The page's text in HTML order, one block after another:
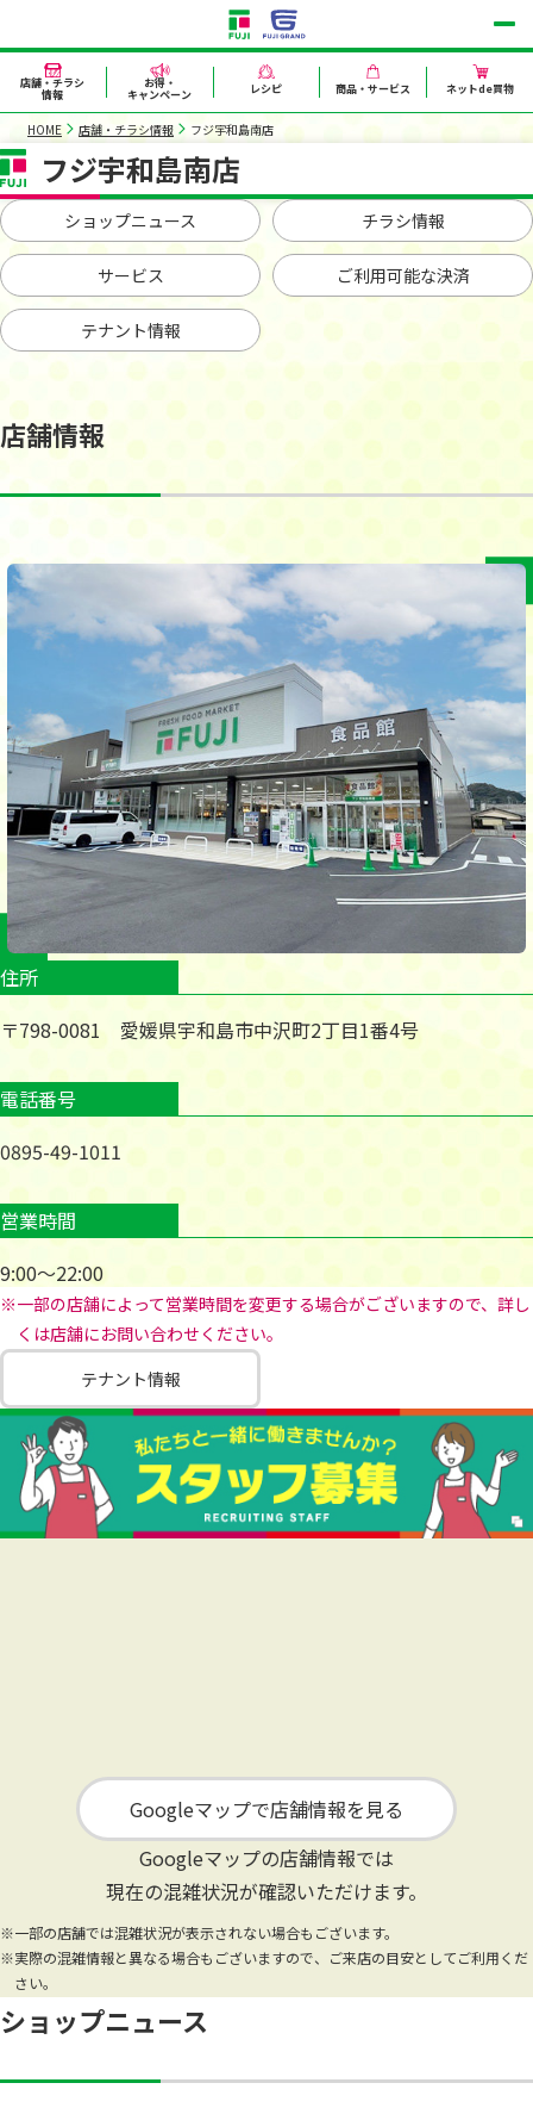
店舗・チラシ
情報
お得・
キャンペーン レシピ 商品・サービス ネットde買物
HOME 店舗・チラシ情報 フジ宇和島南店
フジ宇和島南店
ショップニュース チラシ情報
サービス ご利用可能な決済
テナント情報
店舗情報
住所
〒798-0081 愛媛県宇和島市中沢町2丁目1番4号
電話番号
0895-49-1011
営業時間
9:00～22:00
※一部の店舗によって営業時間を変更する場合がございますので、詳し
くは店舗にお問い合わせください。
テナント情報
Googleマップで店舗情報を見る
Googleマップの店舗情報では
現在の混雑状況が確認いただけます。
※一部の店舗では混雑状況が表示されない場合もございます。
※実際の混雑情報と異なる場合もございますので、ご来店の目安としてご利用くだ
さい。
ショップニュース